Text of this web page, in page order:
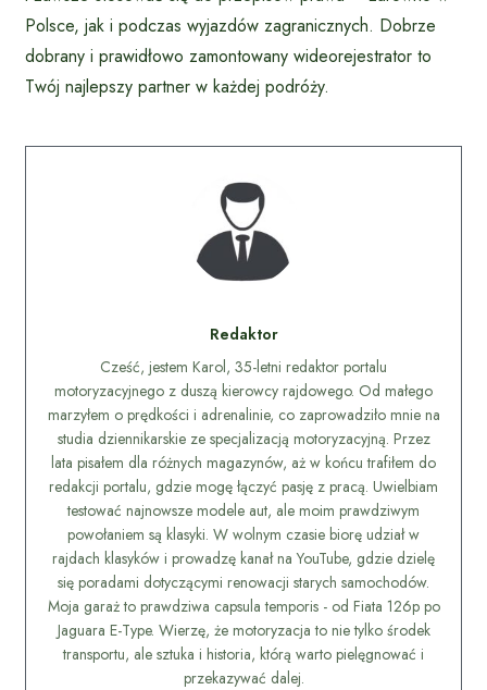
Polsce, jak i podczas wyjazdów zagranicznych. Dobrze
dobrany i prawidłowo zamontowany wideorejestrator to
Twój najlepszy partner w każdej podróży.
Redaktor
Cześć, jestem Karol, 35-letni redaktor portalu
motoryzacyjnego z duszą kierowcy rajdowego. Od małego
marzyłem o prędkości i adrenalinie, co zaprowadziło mnie na
studia dziennikarskie ze specjalizacją motoryzacyjną. Przez
lata pisałem dla różnych magazynów, aż w końcu trafiłem do
redakcji portalu, gdzie mogę łączyć pasję z pracą. Uwielbiam
testować najnowsze modele aut, ale moim prawdziwym
powołaniem są klasyki. W wolnym czasie biorę udział w
rajdach klasyków i prowadzę kanał na YouTube, gdzie dzielę
się poradami dotyczącymi renowacji starych samochodów.
Moja garaż to prawdziwa capsula temporis - od Fiata 126p po
Jaguara E-Type. Wierzę, że motoryzacja to nie tylko środek
transportu, ale sztuka i historia, którą warto pielęgnować i
przekazywać dalej.